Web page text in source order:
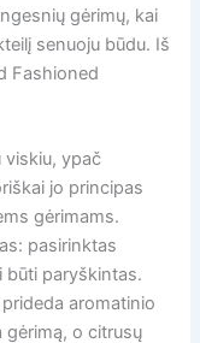
gėrimų, kai
senuoju būdu. Iš
Fashioned
viskiu, ypač
jo principas
gėrimams.
pasirinktas
būti paryškintas.
aromatinio
gėrimą, o citrusų